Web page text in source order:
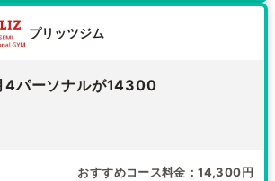
プリッツジム
4パーソナルが14300
おすすめコース料金 14,300円